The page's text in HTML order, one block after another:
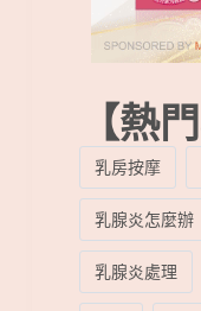
【熱
乳房按摩
乳腺炎怎麼辦
乳腺炎處理